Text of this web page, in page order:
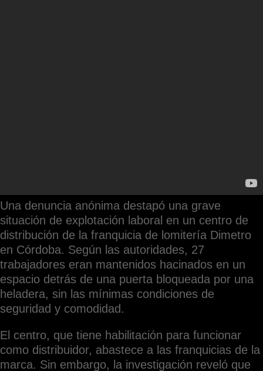
Una denuncia anónima destapó una grave
situación de explotación laboral en un centro de
distribución de la franquicia de lomitería Dimetro
en Córdoba. Según las autoridades, 27
trabajadores eran mantenidos hacinados en un
espacio detrás de una puerta bloqueada por una
heladera, sin las mínimas condiciones de
seguridad y comodidad.
El centro, que tiene habilitación para funcionar
como distribuidor, abastece a las franquicias de la
marca. Sin embargo, la investigación reveló que